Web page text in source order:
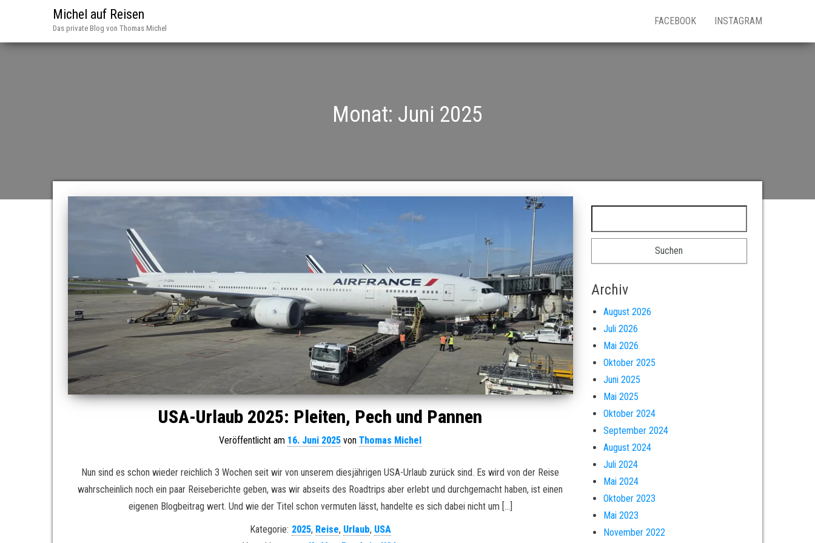
Michel auf Reisen
Das private Blog von Thomas Michel
FACEBOOK INSTAGRAM
Monat: Juni 2025
USA-Urlaub 2025: Pleiten, Pech und Pannen
Veröffentlicht am 16. Juni 2025 vonThomas Michel
Nun sind es schon wieder reichlich 3 Wochen seit wir von unserem diesjährigen USA-Urlaub zurück sind. Es wird von der Reise
wahrscheinlich noch ein paar Reiseberichte geben, was wir abseits des Roadtrips aber erlebt und durchgemacht haben, ist einen
eigenen Blogbeitrag wert. Und wie der Titel schon vermuten lässt, handelte es sich dabei nicht um […]
Kategorie: 2025, Reise, Urlaub, USA
Archiv
August 2026
Juli 2026
Mai 2026
Oktober 2025
Juni 2025
Mai 2025
Oktober 2024
September 2024
August 2024
Juli 2024
Mai 2024
Oktober 2023
Mai 2023
November 2022